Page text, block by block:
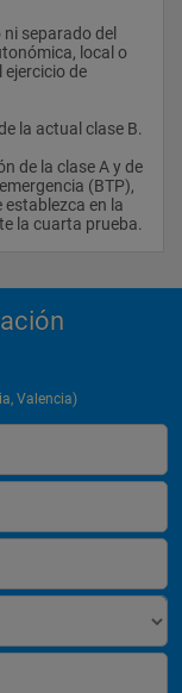
separado del
local o
de
la actual clase B.
de la clase A y de
(BTP),
en la
Valencia)